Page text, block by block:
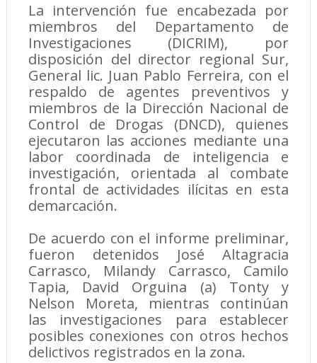
La intervención fue encabezada por
miembros del Departamento de
Investigaciones (DICRIM), por
disposición del director regional Sur,
General lic. Juan Pablo Ferreira, con el
respaldo de agentes preventivos y
miembros de la Dirección Nacional de
Control de Drogas (DNCD), quienes
ejecutaron las acciones mediante una
labor coordinada de inteligencia e
investigación, orientada al combate
frontal de actividades ilícitas en esta
demarcación.
De acuerdo con el informe preliminar,
fueron detenidos José Altagracia
Carrasco, Milandy Carrasco, Camilo
Tapia, David Orguina (a) Tonty y
Nelson Moreta, mientras continúan
las investigaciones para establecer
posibles conexiones con otros hechos
delictivos registrados en la zona.